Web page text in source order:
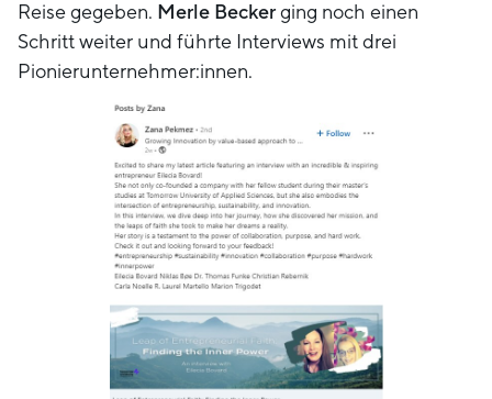
Reise gegeben. Merle Beckerging noch einen
Schritt weiter und führte Interviews mit drei
Pionierunternehmer:innen.